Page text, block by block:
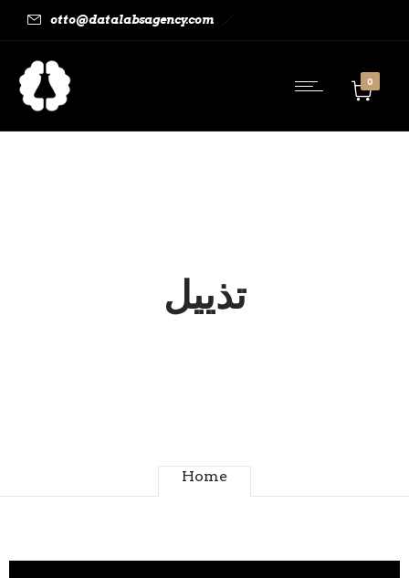
otto@datalabsagency.com
0
تذييل
Home